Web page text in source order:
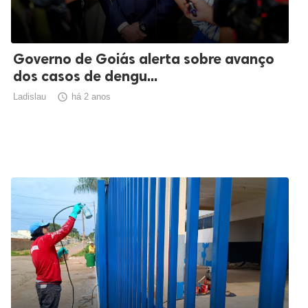
Governo de Goiás alerta sobre avanço
dos casos de dengu...
Ladislau  há 2 anos